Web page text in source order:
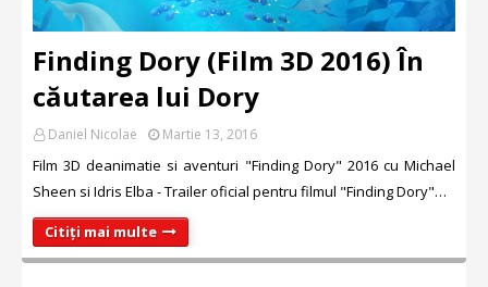
Finding Dory (Film 3D 2016) În
căutarea lui Dory
Daniel Nicolae Martie 13, 2016
Film 3D deanimatie si aventuri "Finding Dory" 2016 cu Michael
Sheen si Idris Elba - Trailer oficial pentru filmul "Finding Dory"…
Citiți mai multe